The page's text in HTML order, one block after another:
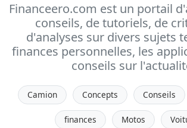
Financeero.com est un portail
conseils, de tutoriels, de
d'analyses sur divers sujets
finances personnelles, les
conseils sur
Camion Concepts Conseils
finances Motos